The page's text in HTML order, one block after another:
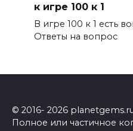
к игре 100 к 1
В игре 100 к 1 есть
Ответы на вопрос
© 2016- 2026
Полное или частичное